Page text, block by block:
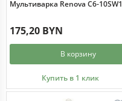
Мультиварка Renova C6-10SW1
175,20 BYN
В корзину
Купить в 1 клик